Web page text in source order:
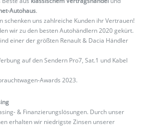
Autohaus.
schenken uns zahlreiche Kunden ihr Vertrauen!
wir zu den besten Autohändlern 2020 gekürt.
einer der größten Renault & Dacia Händler
auf den Sendern Pro7, Sat.1 und Kabel
Awards 2023.
& Finanzierungslösungen. Durch unser
erhalten wir niedrigste Zinsen unserer